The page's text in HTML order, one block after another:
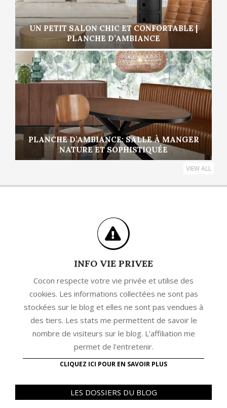
UN PETIT SALON CHIC ET CONFORTABLE |
PLANCHE D’AMBIANCE
PLANCHE D’AMBIANCE: SALLE À MANGER
NATURE ET SOPHISTIQUÉE
VIEW ALL
INFO VIE PRIVEE
Cocon respecte votre vie privée et utilise des
cookies. Les informations collectées ne sont pas
stockées sur le blog et elles ne sont pas vendues à
des tiers. Les stats me permettent de savoir le
nombre de visiteurs sur le blog. L'affiliation me
permet de l'entretenir.
CLIQUEZ ICI POUR EN SAVOIR PLUS
LES DOSSIERS DU BLOG